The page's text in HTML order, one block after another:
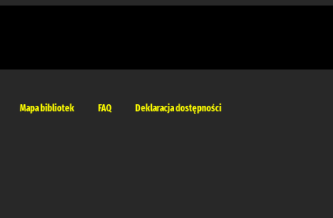
Mapa bibliotek FAQ Deklaracja dostępności